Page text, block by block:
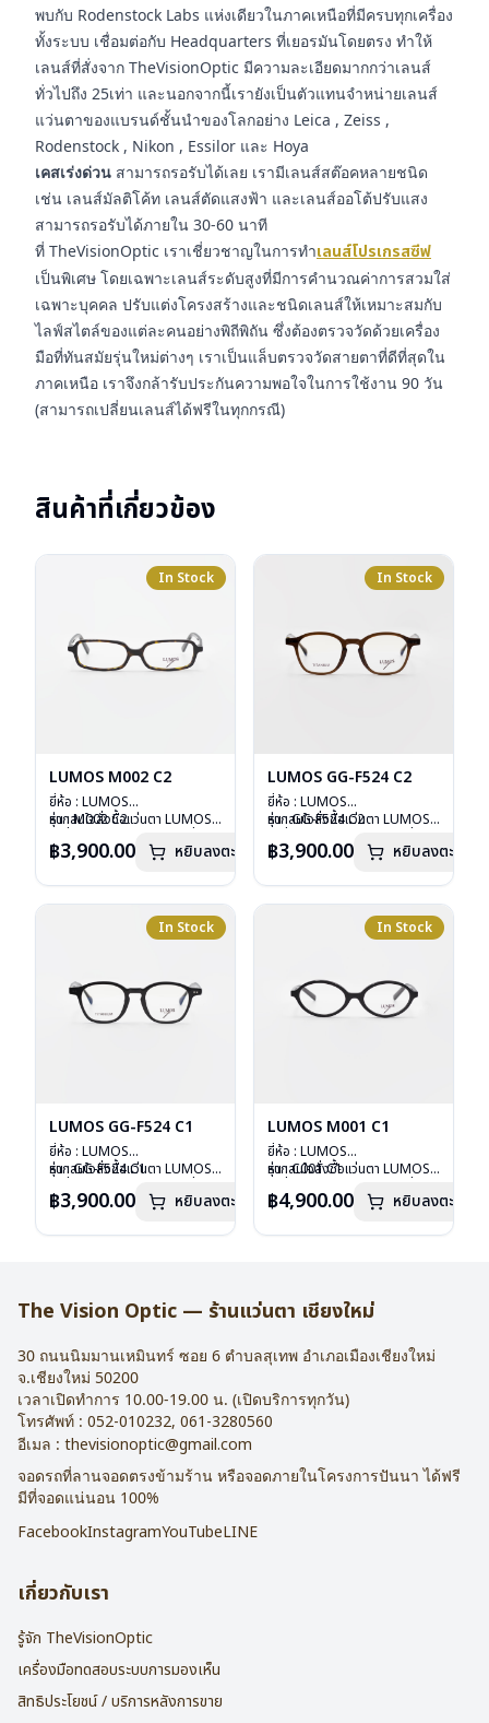
พบกับ Rodenstock Labs แห่งเดียวในภาคเหนือที่มีครบทุกเครื่อง
ทั้งระบบ เชื่อมต่อกับ Headquarters ที่เยอรมันโดยตรง ทำให้
เลนส์ที่สั่งจาก TheVisionOptic มีความละเอียดมากกว่าเลนส์
ทั่วไปถึง 25เท่า และนอกจากนี้เรายังเป็นตัวแทนจำหน่ายเลนส์
แว่นตาของแบรนด์ชั้นนำของโลกอย่าง Leica , Zeiss ,
Rodenstock , Nikon , Essilor และ Hoya
เคสเร่งด่วน สามารถรอรับได้เลย เรามีเลนส์สต๊อคหลายชนิด
เช่น เลนส์มัลติโค้ท เลนส์ตัดแสงฟ้า และเลนส์ออโต้ปรับแสง
สามารถรอรับได้ภายใน 30-60 นาที
ที่ TheVisionOptic เราเชี่ยวชาญในการทำเลนส์โปรเกรสซีฟ
เป็นพิเศษ โดยเฉพาะเลนส์ระดับสูงที่มีการคำนวณค่าการสวมใส่
เฉพาะบุคคล ปรับแต่งโครงสร้างและชนิดเลนส์ให้เหมาะสมกับ
ไลฟ์สไตล์ของแต่ละคนอย่างพิถีพิถัน ซึ่งต้องตรวจวัดด้วยเครื่อง
มือที่ทันสมัยรุ่นใหม่ต่างๆ เราเป็นแล็บตรวจวัดสายตาที่ดีที่สุดใน
ภาคเหนือ เราจึงกล้ารับประกันความพอใจในการใช้งาน 90 วัน
(สามารถเปลี่ยนเลนส์ได้ฟรีในทุกกรณี)
สินค้าที่เกี่ยวข้อง
In Stock
LUMOS M002 C2
ยี่ห้อ : LUMOS
รุ่น : M002 C2
เลนส์ : Demo Lens
น้ำหนัก : 20 กรัม
อุปกรณ์ : กล่องแว่น , ผ้าเช็ดแว่น
หากสนใจสั่งชื้อแว่นตา LUMOS
ลงไว้กรุณาติดต่อเราคลิก
฿3,900.00 หยิบลงตะกร้า
In Stock
LUMOS GG-F524 C2
ยี่ห้อ : LUMOS
รุ่น : GG-F524 C2
เลนส์ : Demo Lens
น้ำหนัก : 29 กรัม
อุปกรณ์ : กล่องแว่น , ผ้าเช็ดแว่น
หากสนใจสั่งชื้อแว่นตา LUMOS
ลงไว้กรุณาติดต่อเราคลิก
฿3,900.00 หยิบลงตะกร้า
In Stock
LUMOS GG-F524 C1
ยี่ห้อ : LUMOS
รุ่น : GG-F524 C1
เลนส์ : Demo Lens
น้ำหนัก : 29 กรัม
หากสนใจสั่งชื้อแว่นตา LUMOS
ลงไว้กรุณาติดต่อเราคลิก
฿3,900.00 หยิบลงตะกร้า
In Stock
LUMOS M001 C1
ยี่ห้อ : LUMOS
รุ่น : C001 C1
เลนส์ : Demo Lens
น้ำหนัก : 26 กรัม
หากสนใจสั่งชื้อแว่นตา LUMOS
ลงไว้กรุณาติดต่อเราคลิก
฿4,900.00 หยิบลงตะกร้า
The Vision Optic — ร้านแว่นตา เชียงใหม่
30 ถนนนิมมานเหมินทร์ ซอย 6 ตำบลสุเทพ อำเภอเมืองเชียงใหม่
จ.เชียงใหม่ 50200
เวลาเปิดทำการ 10.00-19.00 น. (เปิดบริการทุกวัน)
โทรศัพท์ : 052-010232, 061-3280560
อีเมล : thevisionoptic@gmail.com
จอดรถที่ลานจอดตรงข้ามร้าน หรือจอดภายในโครงการปันนา ได้ฟรี
มีที่จอดแน่นอน 100%
FacebookInstagramYouTubeLINE
เกี่ยวกับเรา
รู้จัก TheVisionOptic
เครื่องมือทดสอบระบบการมองเห็น
สิทธิประโยชน์ / บริการหลังการขาย